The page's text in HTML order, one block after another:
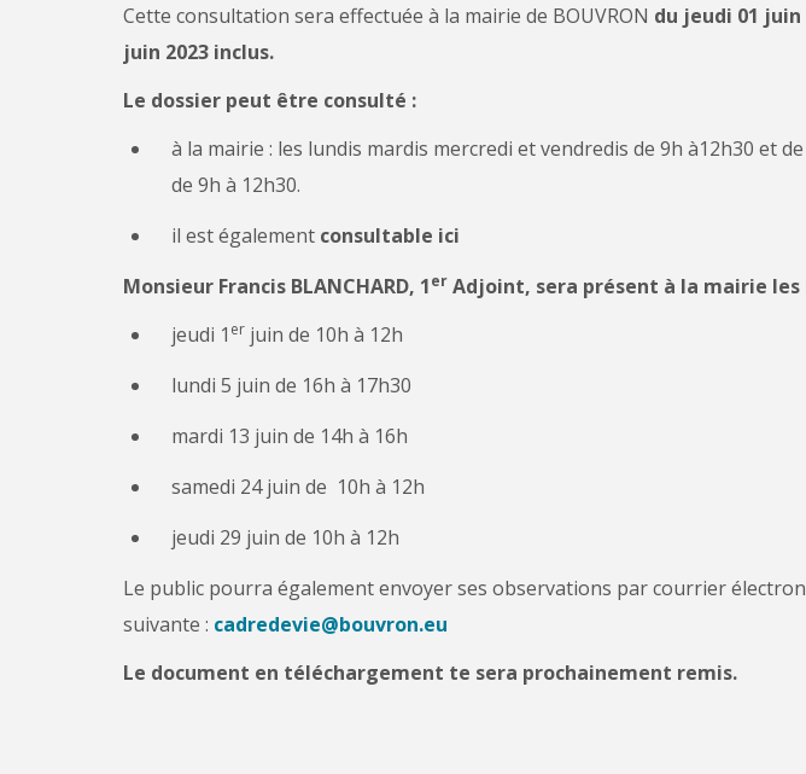
Cette consultation sera effectuée à la mairie de BOUVRON du jeudi 01 juin
juin 2023 inclus.
Le dossier peut être consulté :
à la mairie : les lundis mardis mercredi et vendredis de 9h à12h30 et
de 9h à 12h30.
il est également consultable ici
Monsieur Francis BLANCHARD, 1er Adjoint, sera présent à la mairie les
jeudi 1 er juin de 10h à 12h
lundi 5 juin de 16h à 17h30
mardi 13 juin de 14h à 16h
samedi 24 juin de 10h à 12h
jeudi 29 juin de 10h à 12h
Le public pourra également envoyer ses observations par courrier
suivante : cadredevie@bouvron.eu
Le document en téléchargement te sera prochainement remis.